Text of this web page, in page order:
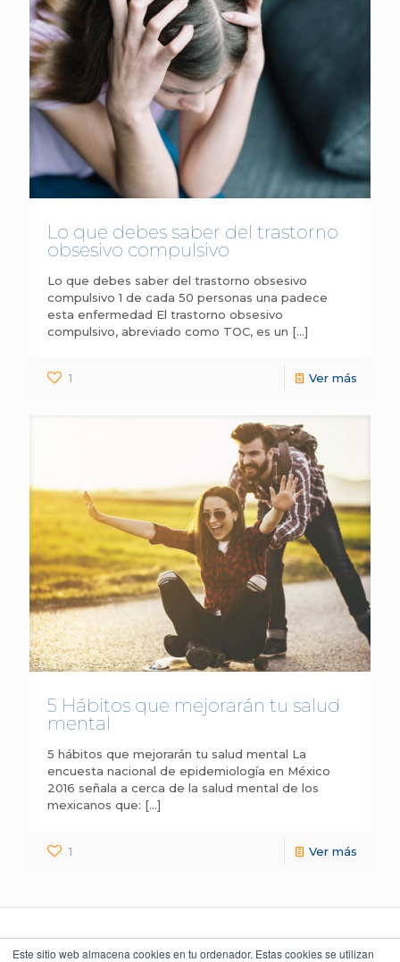
Este sitio web almacena cookies en tu ordenador. Estas cookies se utilizan
Lo que debes saber del trastorno
obsesivo compulsivo
Lo que debes saber del trastorno obsesivo
compulsivo 1 de cada 50 personas una padece
esta enfermedad El trastorno obsesivo
compulsivo, abreviado como TOC, es un […]
1 Ver más
5 Hábitos que mejorarán tu salud
mental
5 hábitos que mejorarán tu salud mental La
encuesta nacional de epidemiología en México
2016 señala a cerca de la salud mental de los
mexicanos que: […]
1 Ver más